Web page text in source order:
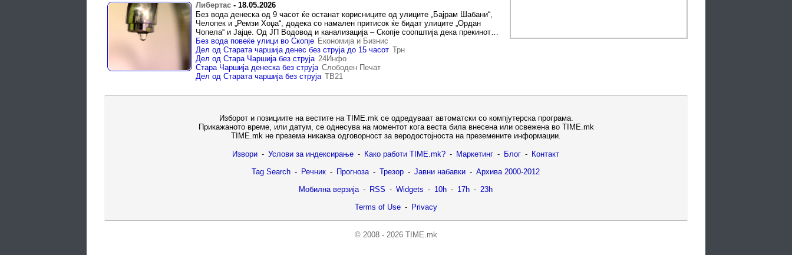
Либертас - 18.05.2026
Без вода денеска од 9 часот ќе останат корисниците од улиците „Бајрам Шабани“,
Челопек и „Ремзи Хоџа“, додека со намален притисок ќе бидат улиците „Ордан
Чопела“ и Јајце. Од ЈП Водовод и канализација – Скопје соопштија дека прекинот…
Без вода повеќе улици во Скопје Економија и Бизнис
Дел од Старата чаршија денес без струја до 15 часот Трн
Дел од Стара Чаршија без струја 24Инфо
Стара Чаршија денеска без струја Слободен Печат
Дел од Старата чаршија без струја ТВ21
Изборот и позициите на вестите на TIME.mk се одредуваат автоматски со компјутерска програма.
Прикажаното време, или датум, се однесува на моментот кога веста била внесена или освежена во TIME.mk
TIME.mk не презема никаква одговорност за веродостојноста на преземените информации.
Извори - Услови за индексирање - Како работи TIME.mk? - Маркетинг - Блог - Контакт
Tag Search - Речник - Прогноза - Трезор - Јавни набавки - Архива 2000-2012
Мобилна верзија - RSS - Widgets - 10h - 17h - 23h
Terms of Use - Privacy
© 2008 - 2026 TIME.mk